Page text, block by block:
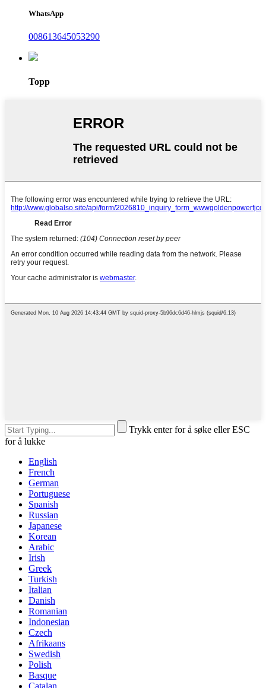
WhatsApp
008613645053290
Topp
Trykk enter for å søke eller ESC
for å lukke
English
French
German
Portuguese
Spanish
Russian
Japanese
Korean
Arabic
Irish
Greek
Turkish
Italian
Danish
Romanian
Indonesian
Czech
Afrikaans
Swedish
Polish
Basque
Catalan